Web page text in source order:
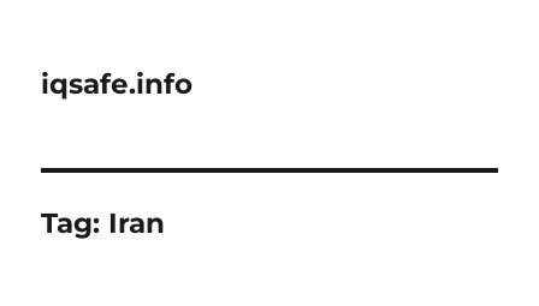
iqsafe.info
Tag: Iran